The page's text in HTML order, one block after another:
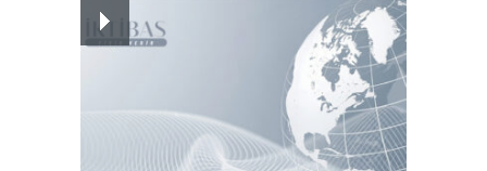
Kolombiya, solcu Petro'nun
yerine aşırı sağcı Espriella'yı
Güncel 8 Ağustos 2026